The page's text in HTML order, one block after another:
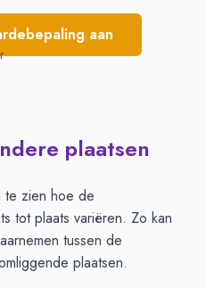
aan
plaatsen
te zien hoe de
tot plaats variëren. Zo kan
tussen de
plaatsen.